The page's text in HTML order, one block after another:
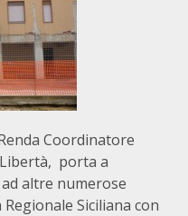
Coordinatore
porta a
altre numerose
Siciliana con